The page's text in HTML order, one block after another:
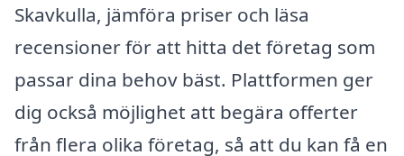
Skavkulla, jämföra priser och läsa
recensioner för att hitta det företag som
passar dina behov bäst. Plattformen ger
dig också möjlighet att begära offerter
från flera olika företag, så att du kan få en